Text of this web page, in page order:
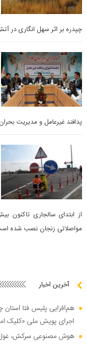
چپدره بر اثر سهل انگاری در
پدافند غیرعامل و مدیریت بحران را ۲ مقوله جدا از همدیگر
مواصلاتی زنجان نصب شده
آخرین اخبار
هم‌افزایی پلیس فتا استان
اجرای پویش ملی «کلیک
هوش مصنوعی سرکش،